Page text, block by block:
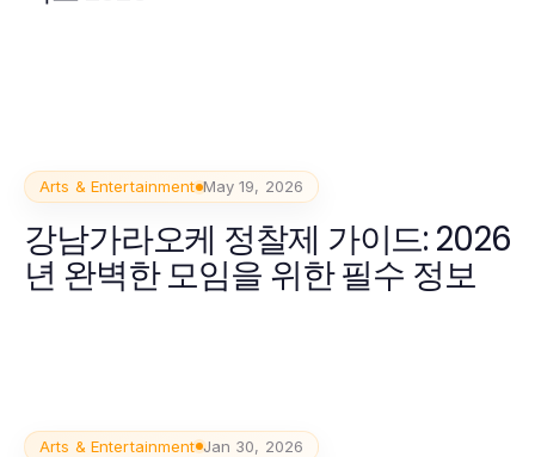
Arts & Entertainment May 19, 2026
강남가라오케 정찰제 가이드: 2026
년 완벽한 모임을 위한 필수 정보
Arts & Entertainment Jan 30, 2026